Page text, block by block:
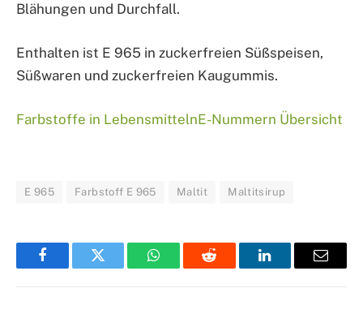
Blähungen und Durchfall.
Enthalten ist E 965 in zuckerfreien Süßspeisen,
Süßwaren und zuckerfreien Kaugummis.
Farbstoffe in LebensmittelnE-Nummern Übersicht
E 965 Farbstoff E 965 Maltit Maltitsirup
FacebookTwitter WhatsAppReddit LinkedInEmail